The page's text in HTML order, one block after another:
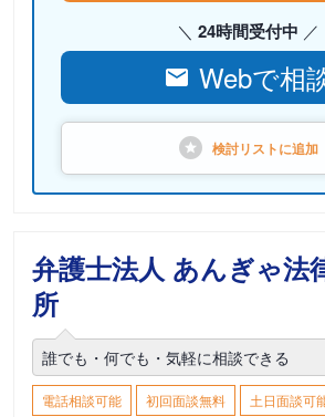
24時間受付中
Webで相
検討リストに追加
弁護士法人 あんぎゃ法
所
誰でも・何でも・気軽に相談できる
電話相談可能 初回面談無料
土日面談可